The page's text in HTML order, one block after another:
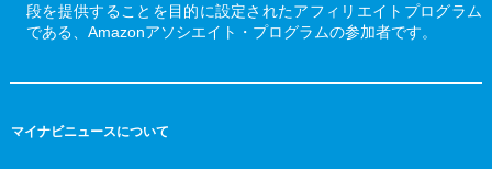
段を提供することを目的に設定されたアフィリエイトプログラム
である、Amazonアソシエイト・プログラムの参加者です。
マイナビニュースについて